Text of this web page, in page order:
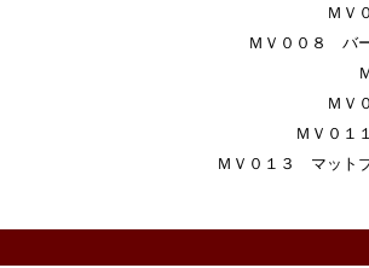
ＭＶ
ＭＶ００８ バ
ＭＶ
ＭＶ０１
ＭＶ０１３ マット